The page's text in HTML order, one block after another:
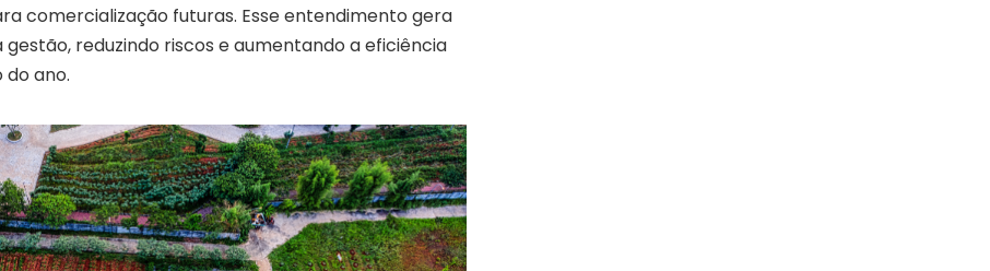
comercialização futuras. Esse entendimento gera
reduzindo riscos e aumentando a eficiência
ano.